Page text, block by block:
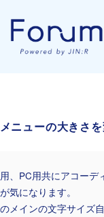
ニューの大きさ
、PC用共にアコーデ
気になります。
メインの文字サイズ